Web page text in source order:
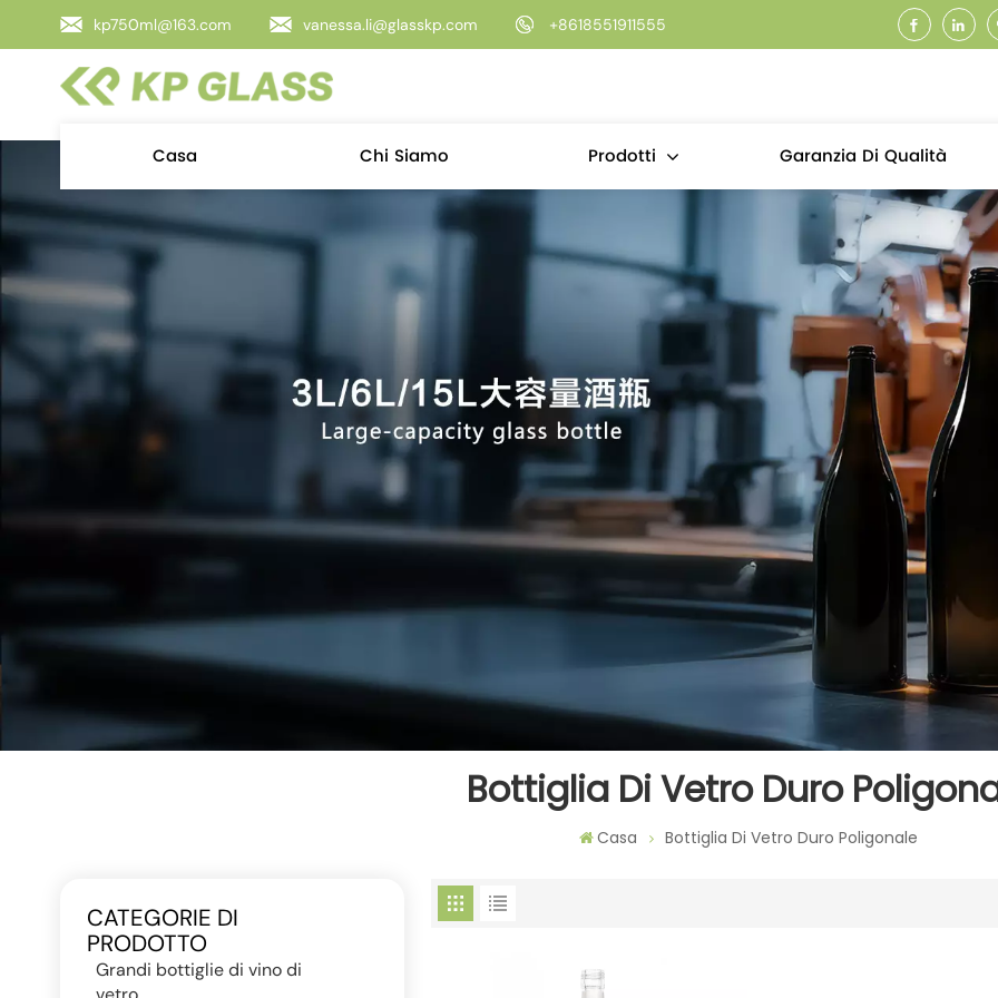
kp750ml@163.com vanessa.li@glasskp.com +8618551911555
Casa Chi Siamo Prodotti Garanzia Di Qualità
Bottiglia Di Vetro Duro
Casa Bottiglia Di Vetro Duro Poligonale
CATEGORIE DI
PRODOTTO
Grandi bottiglie di vino di